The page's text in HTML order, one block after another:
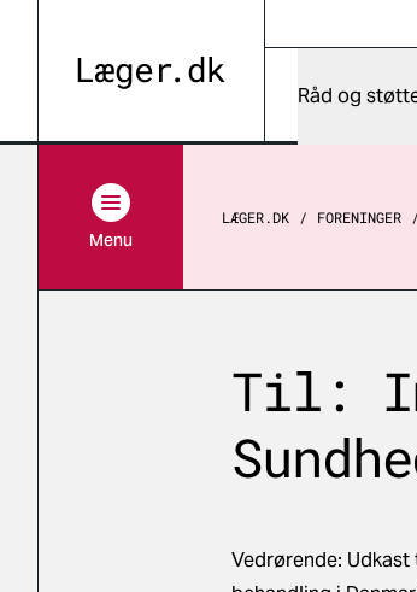
Råd og
Menu
LÆGER.DK FORENINGER
Til:
Vedrørende: